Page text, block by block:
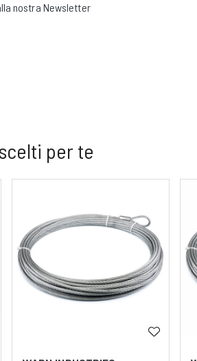
nostra Newsletter
per te